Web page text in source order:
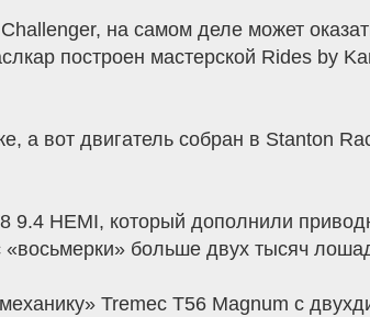
на самом деле может
построен мастерской Rides by
а вот двигатель собран в Stanton
9.4 HEMI, который дополнили
«восьмерки» больше двух тысяч
Tremec T56 Magnum с